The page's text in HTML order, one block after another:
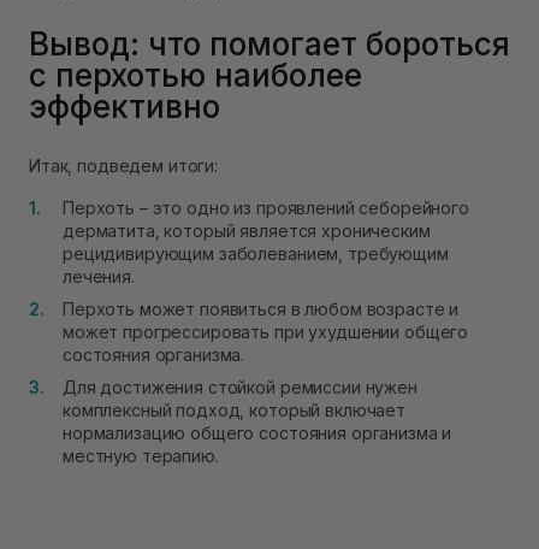
Вывод: что помогает бороться
с перхотью наиболее
эффективно
Итак, подведем итоги:
Перхоть – это одно из проявлений себорейного
дерматита, который является хроническим
рецидивирующим заболеванием, требующим
лечения.
Перхоть может появиться в любом возрасте и
может прогрессировать при ухудшении общего
состояния организма.
Для достижения стойкой ремиссии нужен
комплексный подход, который включает
нормализацию общего состояния организма и
местную терапию.